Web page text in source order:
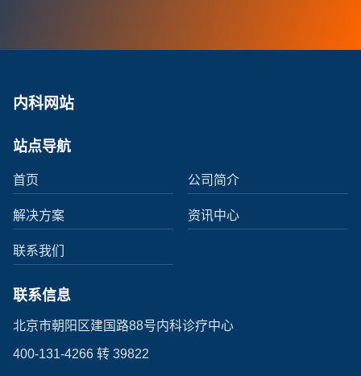
内科网站
站点导航
首页 公司简介
解决方案 资讯中心
联系我们
联系信息
北京市朝阳区建国路88号内科诊疗中心
400-131-4266 转 39822